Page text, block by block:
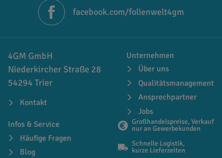
facebook.com/folienwelt4gm
4GM GmbH
Niederkircher Straße 28
54294 Trier
Kontakt
Unternehmen
Über uns
Qualitätsmanagement
Ansprechpartner
Jobs
Infos & Service
Häufige Fragen
Blog
Großhandelspreise, Verkauf
nur an Gewerbekunden
Schnelle Logistik,
kurze Lieferzeiten